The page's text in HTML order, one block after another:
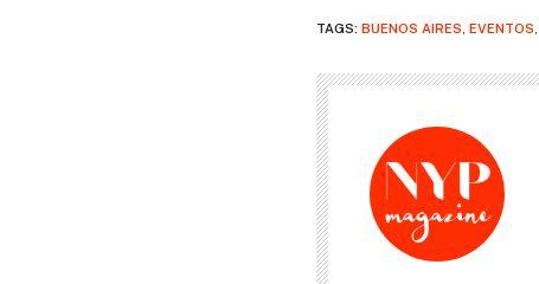
TAGS: BUENOS AIRES EVENTOS